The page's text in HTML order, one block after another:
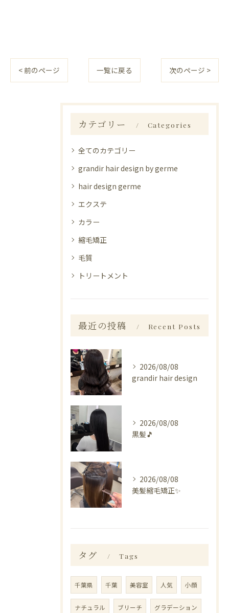
< 前のページ 一覧に戻る 次のページ >
カテゴリー Categories
全てのカテゴリー
grandir hair design by germe
hair design germe
エクステ
カラー
縮毛矯正
毛質
トリートメント
最近の投稿 Recent Posts
2026/08/08
grandir hair design
2026/08/08
黒髪🎵
2026/08/08
美髪縮毛矯正✨️
タグ Tags
千葉県 千葉 美容室 人気 小顔
ナチュラル ブリーチ グラデーション